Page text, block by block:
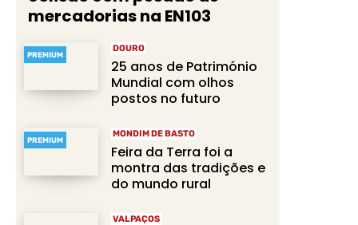
mercadorias na EN103
PREMIUM
DOURO
25 anos de Património
Mundial com olhos
postos no futuro
PREMIUM
MONDIM DE BASTO
Feira da Terra foi a
montra das tradições e
do mundo rural
VALPAÇOS